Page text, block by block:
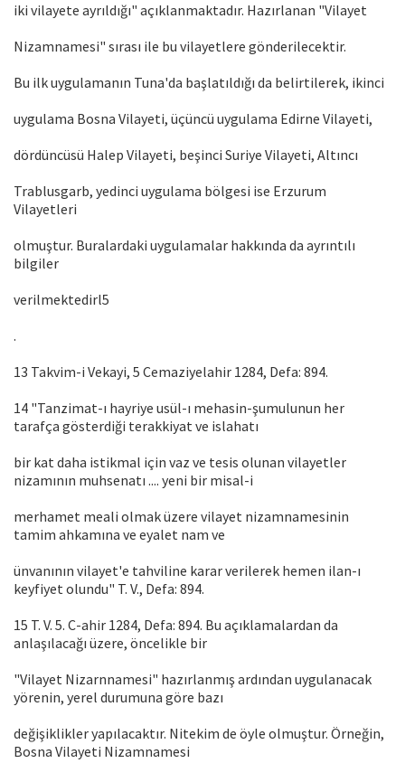
iki vilayete ayrıldığı" açıklanmaktadır. Hazırlanan "Vilayet
Nizamnamesi" sırası ile bu vilayetlere gönderilecektir.
Bu ilk uygulamanın Tuna'da başlatıldığı da belirtilerek, ikinci
uygulama Bosna Vilayeti, üçüncü uygulama Edirne Vilayeti,
dördüncüsü Halep Vilayeti, beşinci Suriye Vilayeti, Altıncı
Trablusgarb, yedinci uygulama bölgesi ise Erzurum
Vilayetleri
olmuştur. Buralardaki uygulamalar hakkında da ayrıntılı
bilgiler
verilmektedirl5
.
13 Takvim-i Vekayi, 5 Cemaziyelahir 1284, Defa: 894.
14 "Tanzimat-ı hayriye usül-ı mehasin-şumulunun her
tarafça gösterdiği terakkiyat ve islahatı
bir kat daha istikmal için vaz ve tesis olunan vilayetler
nizamının muhsenatı .... yeni bir misal-i
merhamet meali olmak üzere vilayet nizamnamesinin
tamim ahkamına ve eyalet nam ve
ünvanının vilayet'e tahviline karar verilerek hemen ilan-ı
keyfiyet olundu" T. V., Defa: 894.
15 T. V. 5. C-ahir 1284, Defa: 894. Bu açıklamalardan da
anlaşılacağı üzere, öncelikle bir
"Vilayet Nizarnnamesi" hazırlanmış ardından uygulanacak
yörenin, yerel durumuna göre bazı
değişiklikler yapılacaktır. Nitekim de öyle olmuştur. Örneğin,
Bosna Vilayeti Nizamnamesi